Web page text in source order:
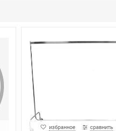
избранное сравнить